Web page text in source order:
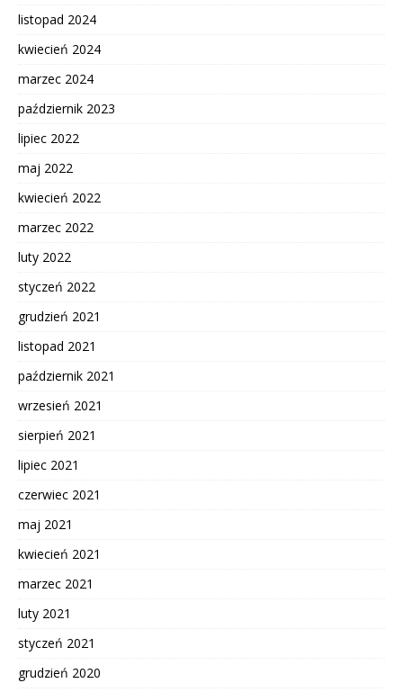
listopad 2024
kwiecień 2024
marzec 2024
październik 2023
lipiec 2022
maj 2022
kwiecień 2022
marzec 2022
luty 2022
styczeń 2022
grudzień 2021
listopad 2021
październik 2021
wrzesień 2021
sierpień 2021
lipiec 2021
czerwiec 2021
maj 2021
kwiecień 2021
marzec 2021
luty 2021
styczeń 2021
grudzień 2020